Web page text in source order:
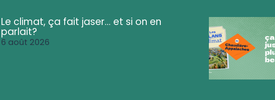
Le climat, ça fait jaser... et si on en
parlait?
6 août 2026